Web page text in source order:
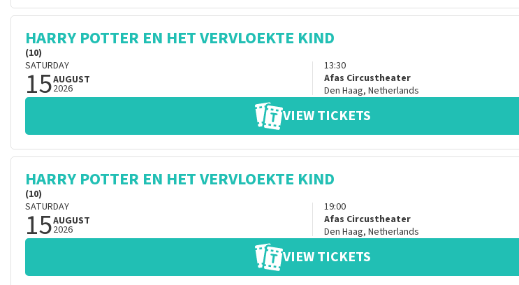
HARRY POTTER EN HET VERVLOEKTE KIND
(10)
SATURDAY
15AUGUST
2026
13:30
Afas Circustheater
Den Haag, Netherlands
VIEW TICKETS
HARRY POTTER EN HET VERVLOEKTE KIND
(10)
SATURDAY
15AUGUST
2026
19:00
Afas Circustheater
Den Haag, Netherlands
VIEW TICKETS